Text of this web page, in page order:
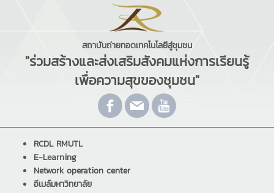
สถาบันถ่ายทอดเทคโนโลยีสู่ชุมชน
"ร่วมสร้างและส่งเสริมสังคมแห่งการเรียนรู้
เพื่อความสุขของชุมชน"
RCDL RMUTL
E-Learning
Network operation center
อีเมล์มหาวิทยาลัย